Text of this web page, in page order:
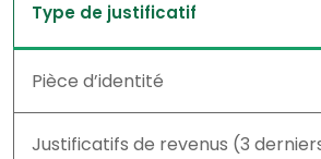
Type de justificatif
Pièce d’identité
Justificatifs de revenus (3